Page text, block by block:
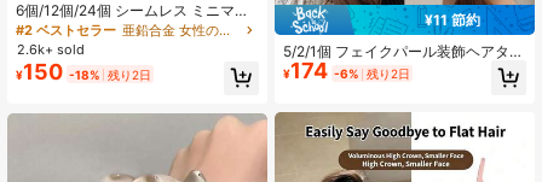
6個/12個/24個 シームレス ミニマリ
スト ヘアクリップ、高クラウン用イ
ンビジブルヘアバックル、前髪とル
ーズヘア用のプリンセススタイルコ
ーム、ふわふわヘアコームヘアクリ
パーティーに適しています
#2 ベストセラー
亜鉛合金 女性のヘアアクセサリー
2.6k+ sold
¥150 -18% 残り2日
¥11 節約
5/2/1個 フェイクパール装飾ヘアタ
イ、女性用ファッションヘアタイ、
ダメージのないヘアロープ、ヘアス
リー
¥174 -6% 残り2日